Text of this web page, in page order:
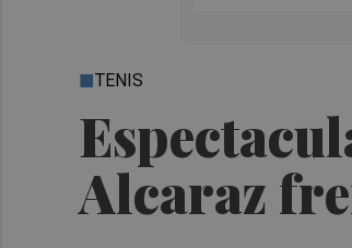
Alcaraz
TENIS